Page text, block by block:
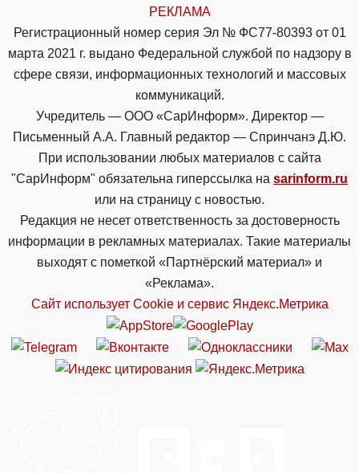
РЕКЛАМА
Регистрационный номер серия Эл № ФС77-80393 от 01
марта 2021 г. выдано Федеральной службой по надзору в
сфере связи, информационных технологий и массовых
коммуникаций.
Учредитель — ООО «СарИнформ». Директор —
Письменный А.А. Главный редактор — Спринчанэ Д.Ю.
При использовании любых материалов с сайта
"СарИнформ" обязательна гиперссылка на sarinform.ru
или на страницу с новостью.
Редакция не несет ответственность за достоверность
информации в рекламных материалах. Такие материалы
выходят с пометкой «Партнёрский материал» и
«Реклама».
Сайт использует Cookie и сервиc Яндекс.Метрика